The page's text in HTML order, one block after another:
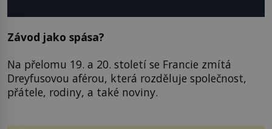
Závod jako spása?
Na přelomu 19. a 20. století se Francie zmítá
Dreyfusovou aférou, která rozděluje společnost,
přátele, rodiny, a také noviny.